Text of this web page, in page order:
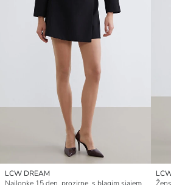
LCW DREAM
Najlonke 15 den, prozirne, s blagim sjajem